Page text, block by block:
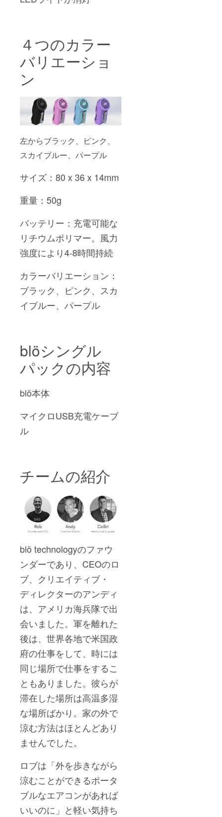
４つのカラー
バリエーショ
ン
左からブラック、ピンク、
スカイブルー、パープル
サイズ：80 x 36 x 14mm
重量：50g
バッテリー：充電可能な
リチウムポリマー。風力
強度により4-8時間持続
カラーバリエーション：
ブラック、ピンク、スカ
イブルー、パープル
blöシングル
パックの内容
blö本体
マイクロUSB充電ケーブ
ル
チームの紹介
blö technologyのファウ
ンダーであり、CEOのロ
ブ、クリエイティブ・
ディレクターのアンディ
は、アメリカ海兵隊で出
会いました。軍を離れた
後は、世界各地で米国政
府の仕事をして、時には
同じ場所で仕事をするこ
ともありました。彼らが
滞在した場所は高温多湿
な場所ばかり。家の外で
涼む方法はほとんどあり
ませんでした。
ロブは「外を歩きながら
涼むことができるポータ
ブルなエアコンがあれば
いいのに」と軽い気持ち